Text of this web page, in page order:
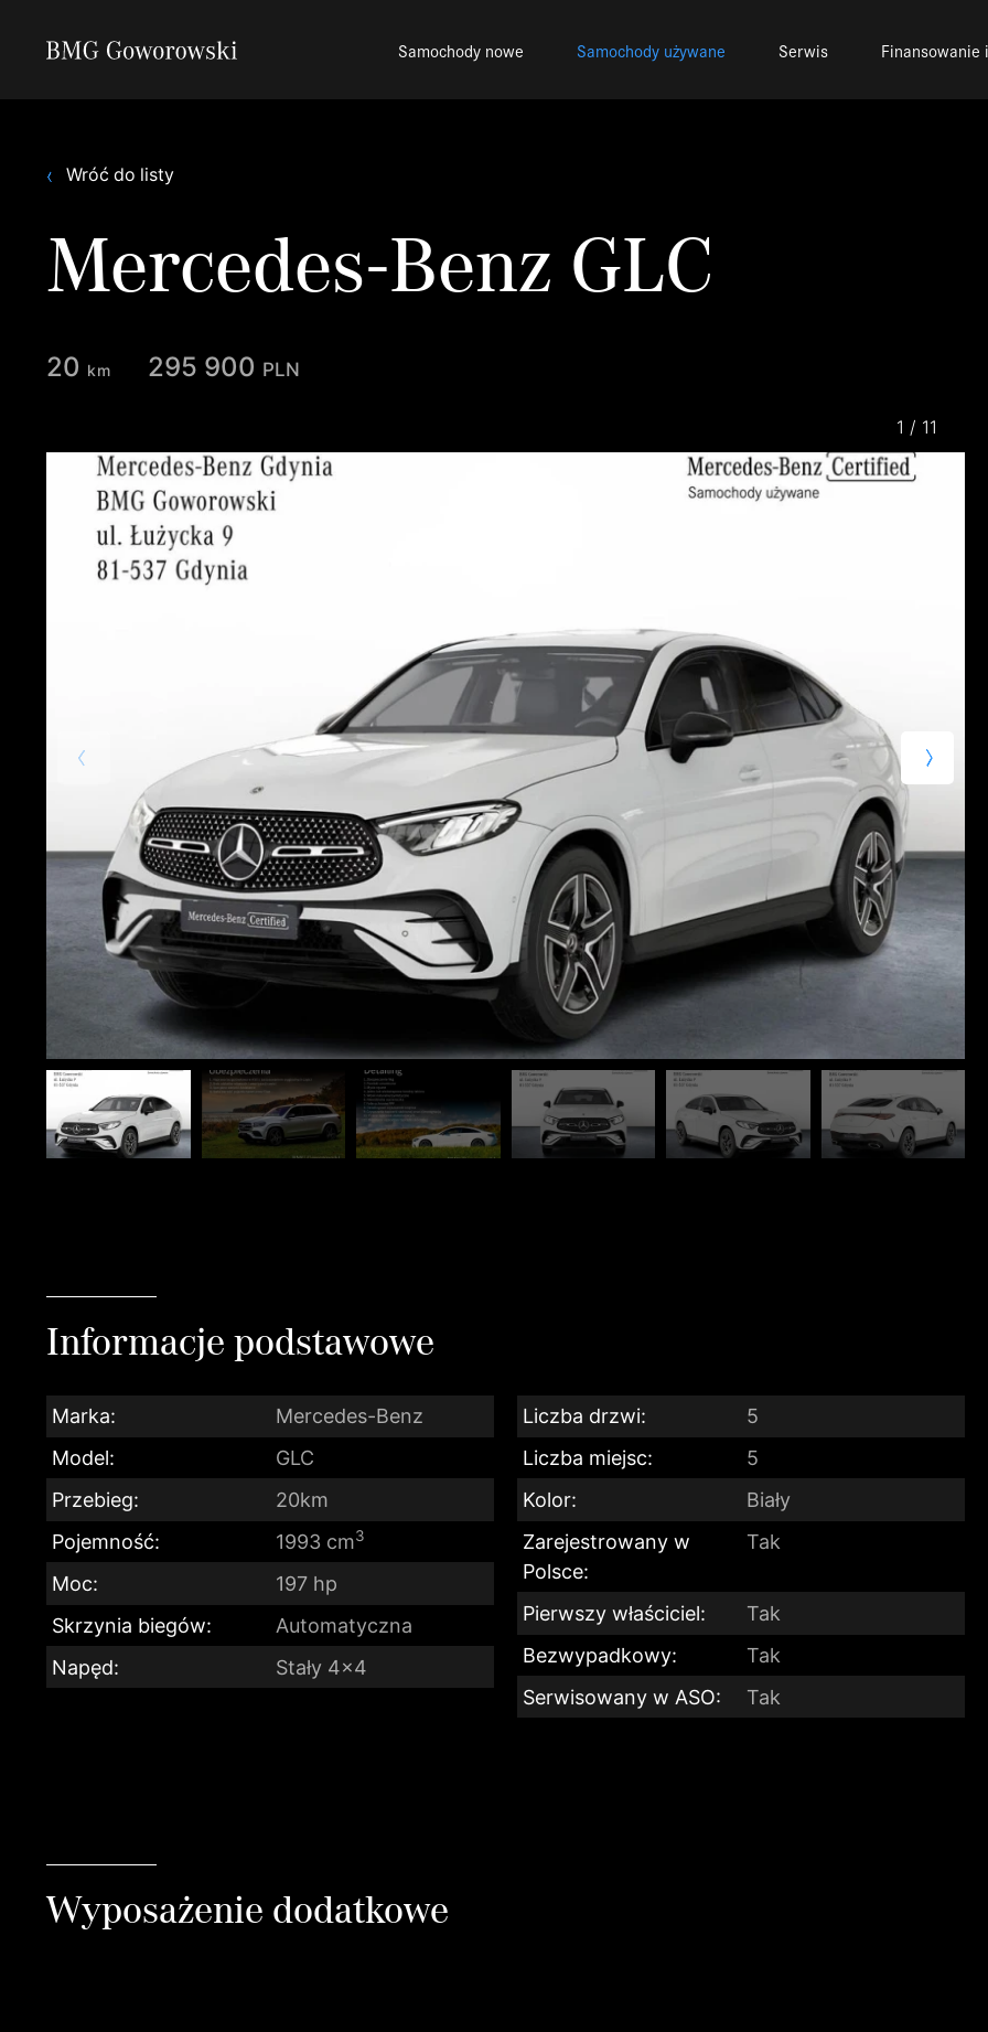
Samochody nowe Samochody używane Serwis Finansowanie
Wróć do listy
Mercedes-Benz GLC
20 km 295 900 pln
1 / 11
Informacje podstawowe
Marka:
Mercedes-Benz
Model:
GLC
Przebieg:
20km
Pojemność:
1993 cm3
Moc:
197 hp
Skrzynia biegów:
Automatyczna
Napęd:
Stały 4x4
Liczba drzwi:
5
Liczba miejsc:
5
Kolor:
Biały
Zarejestrowany w
Polsce:
Tak
Pierwszy właściciel:
Tak
Bezwypadkowy:
Tak
Serwisowany w ASO:
Tak
Wyposażenie dodatkowe